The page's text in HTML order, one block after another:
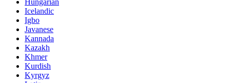
Hungarian
Icelandic
Igbo
Javanese
Kannada
Kazakh
Khmer
Kurdish
Kyrgyz